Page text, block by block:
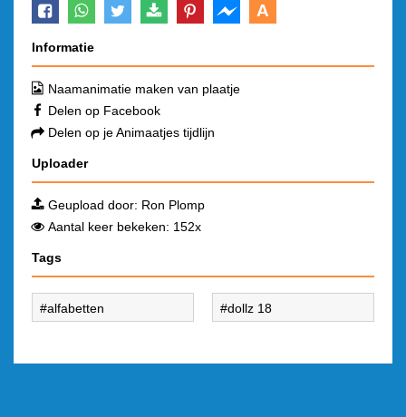
A
Informatie
Naamanimatie maken van plaatje
Delen op Facebook
Delen op je Animaatjes tijdlijn
Uploader
Geupload door: Ron Plomp
Aantal keer bekeken: 152x
Tags
alfabetten dollz 18